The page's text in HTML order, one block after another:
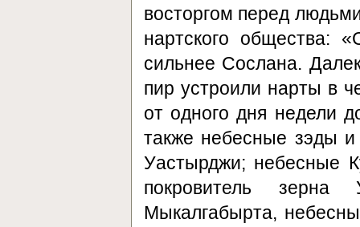
восторгом перед
нартского общества:
сильнее Сослана.
пир устроили нарты в
от одного дня недели
также небесные зэды и
Уастырджи; небесные
покровитель
Мыкалгабырта,